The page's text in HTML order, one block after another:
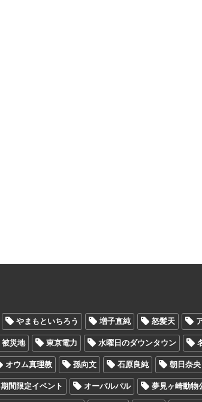
やまもといちろう 増子直純 怒髪天
被災地 東京電力 水曜日のダウンタウン
オウム真理教 孫向文 石原良純 朝日奈央
期間限定イベント オーパルパル 夢見ヶ崎動物